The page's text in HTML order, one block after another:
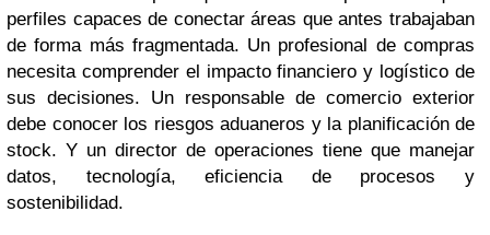
perfiles capaces de conectar áreas que antes trabajaban
de forma más fragmentada. Un profesional de compras
necesita comprender el impacto financiero y logístico de
sus decisiones. Un responsable de comercio exterior
debe conocer los riesgos aduaneros y la planificación de
stock. Y un director de operaciones tiene que manejar
datos, tecnología, eficiencia de procesos y
sostenibilidad.